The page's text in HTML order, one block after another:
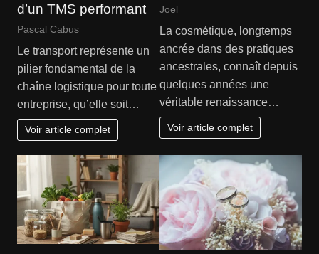
d’un TMS performant
Pascal Cabus
Le transport représente un
pilier fondamental de la
chaîne logistique pour toute
entreprise, qu’elle soit…
Voir article complet
Joel
La cosmétique, longtemps
ancrée dans des pratiques
ancestrales, connaît depuis
quelques années une
véritable renaissance…
Voir article complet